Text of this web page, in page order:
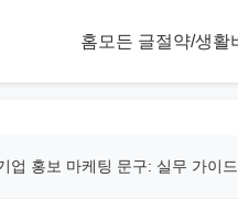
홈 모든 글절약/생활
업 홍보 마케팅 문구: 실무 가이드